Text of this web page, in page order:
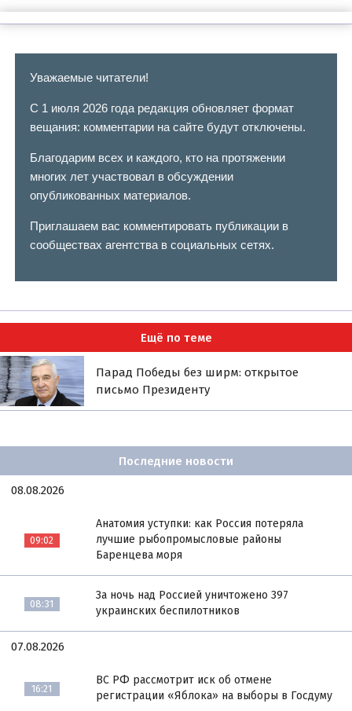
Уважаемые читатели!
С 1 июля 2026 года редакция обновляет формат
вещания: комментарии на сайте будут отключены.
Благодарим всех и каждого, кто на протяжении
многих лет участвовал в обсуждении
опубликованных материалов.
Приглашаем вас комментировать публикации в
сообществах агентства в социальных сетях.
Ещё по теме
Парад Победы без ширм: открытое
письмо Президенту
Последние новости
08.08.2026
09:02
Анатомия уступки: как Россия потеряла
лучшие рыбопромысловые районы
Баренцева моря
08:31
За ночь над Россией уничтожено 397
украинских беспилотников
07.08.2026
16:21
ВС РФ рассмотрит иск об отмене
регистрации «Яблока» на выборы в Госдуму